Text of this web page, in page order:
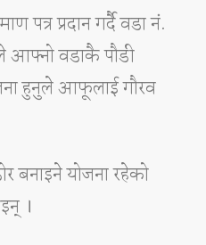
पत्र प्रदान गर्दै वडा नं.
आफ्नो वडाकै पौडी
हुनुले आफूलाई गौरव
बनाइने योजना रहेको
।